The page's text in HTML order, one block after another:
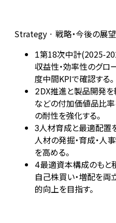
Strategy · 戦略・今後の展望
1第18次中計(2025-
収益性・効率性のグロ
度中間KPIで確認する。
2DX推進と製品開発を
などの付加価値品比率
の耐性を強化する。
3人材育成と最適配置
人材の発掘・育成・人
を高める。
4最適資本構成のもと
自己株買い・増配を両
的向上を目指す。